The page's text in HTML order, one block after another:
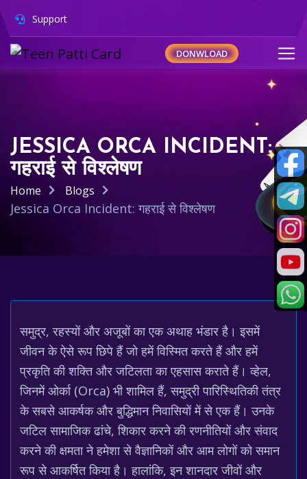
Support
DONWLOAD
JESSICA ORCA INCIDENT:
गहराई से विश्लेषण
Home Blogs
Jessica Orca Incident: गहराई से विश्लेषण
समुद्र, रहस्यों और अजूबों का एक अथाह भंडार है। इसमें
जीवन के ऐसे रूप छिपे हैं जो हमें विस्मित करते हैं और हमें
प्रकृति की शक्ति और जटिलता का एहसास कराते हैं। व्हेल,
जिनमें ओर्का (Orca) भी शामिल हैं, समुद्री पारिस्थितिकी तंत्र
के सबसे आकर्षक और बुद्धिमान निवासियों में से एक हैं। उनके
जटिल सामाजिक ढांचे, शिकार करने की रणनीतियों और संवाद
करने की क्षमता ने हमेशा से वैज्ञानिकों और आम लोगों को समान
रूप से आकर्षित किया है। हालांकि, इन शानदार जीवों और